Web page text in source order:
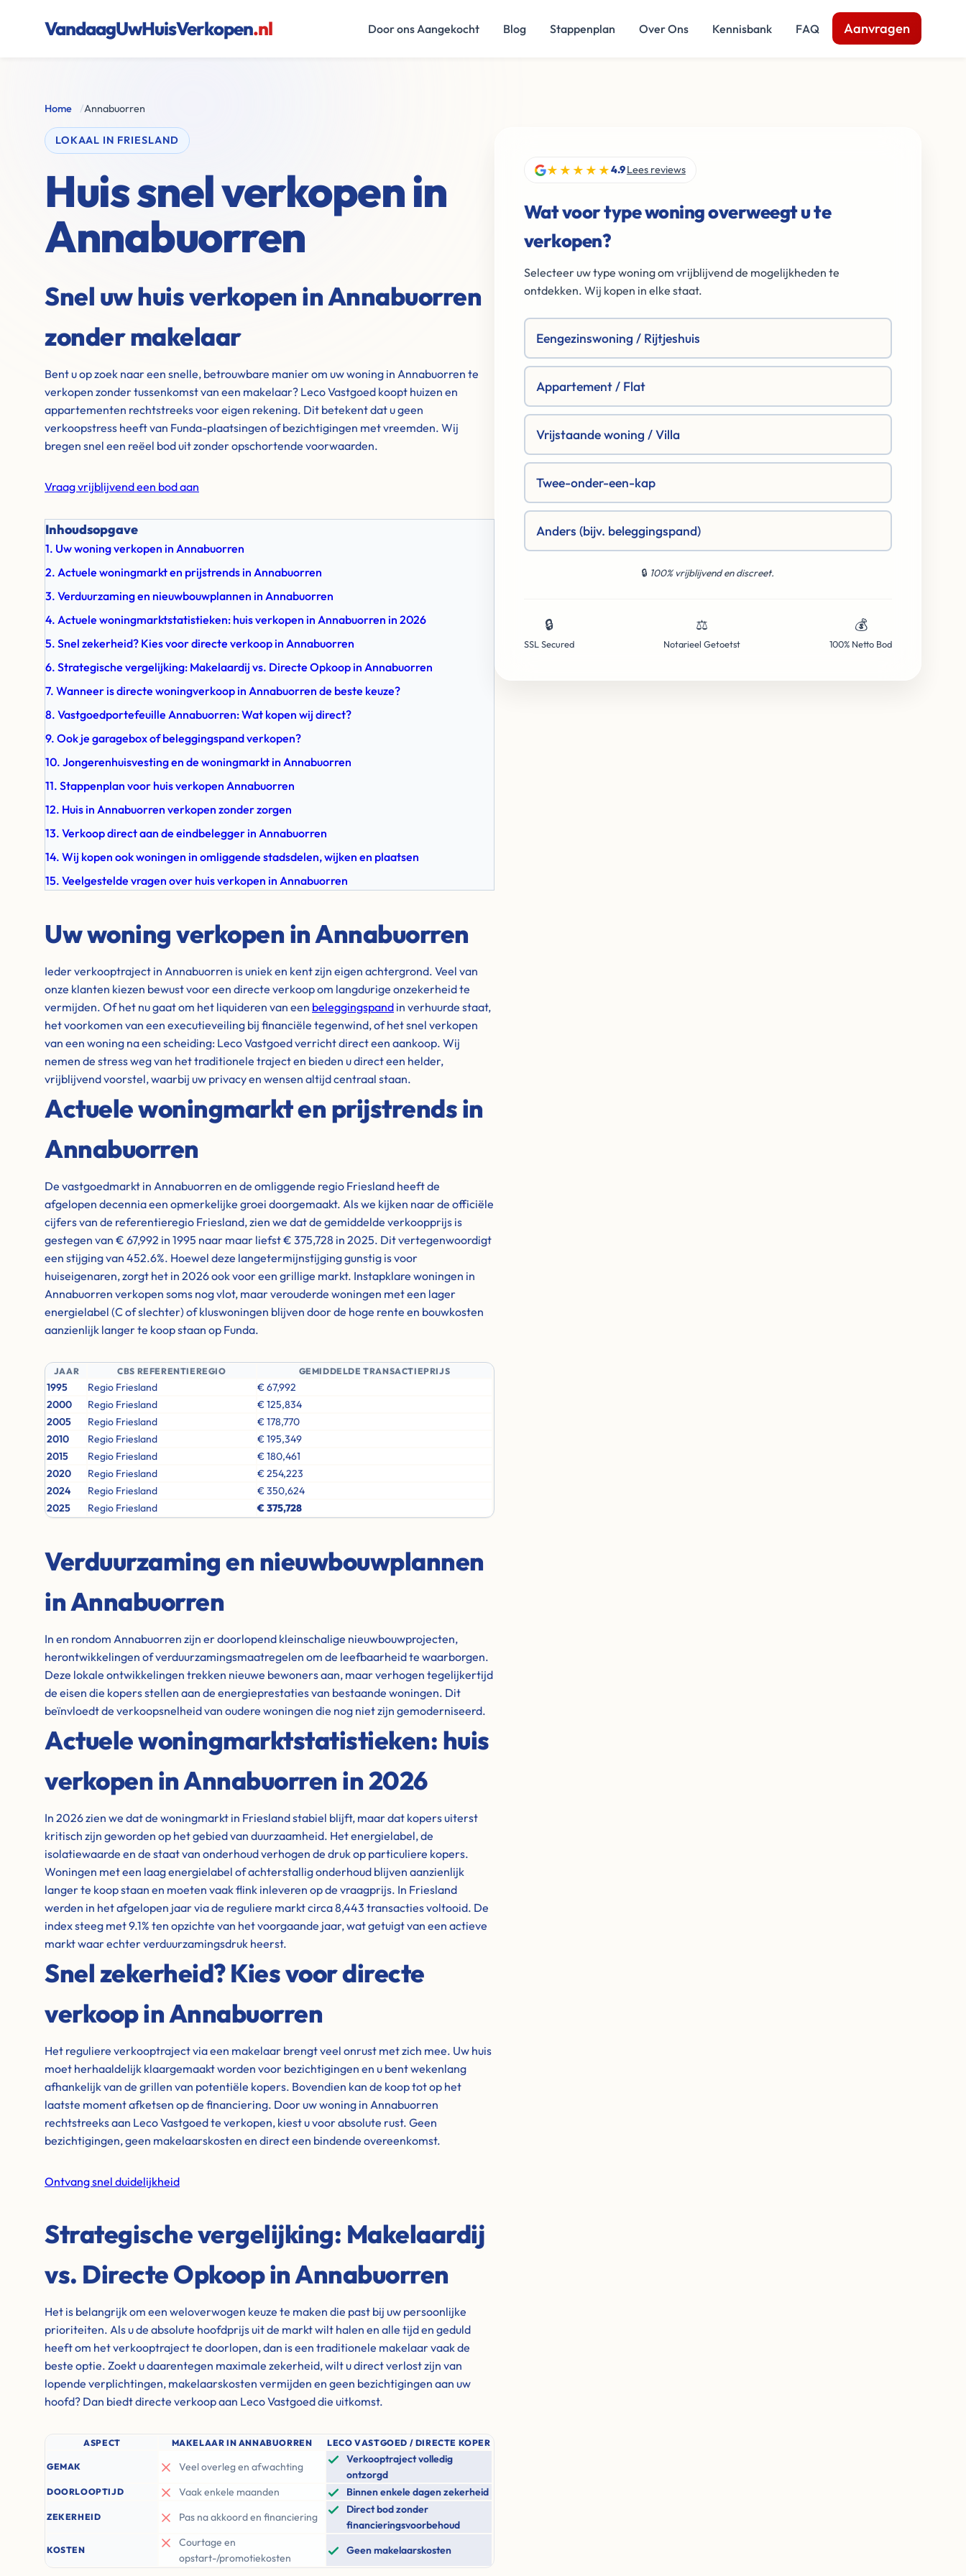
VandaagUwHuisVerkopen.nl Door ons Aangekocht Blog Stappenplan Over Ons Kennisbank FAQ Aanvragen
Home /Annabuorren
LOKAAL IN FRIESLAND
Huis snel verkopen in
Annabuorren
Snel uw huis verkopen in Annabuorren
zonder makelaar
Bent u op zoek naar een snelle, betrouwbare manier om uw woning in Annabuorren te
verkopen zonder tussenkomst van een makelaar? Leco Vastgoed koopt huizen en
appartementen rechtstreeks voor eigen rekening. Dit betekent dat u geen
verkoopstress heeft van Funda-plaatsingen of bezichtigingen met vreemden. Wij
bregen snel een reëel bod uit zonder opschortende voorwaarden.
Vraag vrijblijvend een bod aan
Inhoudsopgave
1. Uw woning verkopen in Annabuorren
2. Actuele woningmarkt en prijstrends in Annabuorren
3. Verduurzaming en nieuwbouwplannen in Annabuorren
4. Actuele woningmarktstatistieken: huis verkopen in Annabuorren in 2026
5. Snel zekerheid? Kies voor directe verkoop in Annabuorren
6. Strategische vergelijking: Makelaardij vs. Directe Opkoop in Annabuorren
7. Wanneer is directe woningverkoop in Annabuorren de beste keuze?
8. Vastgoedportefeuille Annabuorren: Wat kopen wij direct?
9. Ook je garagebox of beleggingspand verkopen?
10. Jongerenhuisvesting en de woningmarkt in Annabuorren
11. Stappenplan voor huis verkopen Annabuorren
12. Huis in Annabuorren verkopen zonder zorgen
13. Verkoop direct aan de eindbelegger in Annabuorren
14. Wij kopen ook woningen in omliggende stadsdelen, wijken en plaatsen
15. Veelgestelde vragen over huis verkopen in Annabuorren
Uw woning verkopen in Annabuorren
Ieder verkooptraject in Annabuorren is uniek en kent zijn eigen achtergrond. Veel van
onze klanten kiezen bewust voor een directe verkoop om langdurige onzekerheid te
vermijden. Of het nu gaat om het liquideren van een beleggingspand in verhuurde staat,
het voorkomen van een executieveiling bij financiële tegenwind, of het snel verkopen
van een woning na een scheiding: Leco Vastgoed verricht direct een aankoop. Wij
nemen de stress weg van het traditionele traject en bieden u direct een helder,
vrijblijvend voorstel, waarbij uw privacy en wensen altijd centraal staan.
Actuele woningmarkt en prijstrends in
Annabuorren
De vastgoedmarkt in Annabuorren en de omliggende regio Friesland heeft de
afgelopen decennia een opmerkelijke groei doorgemaakt. Als we kijken naar de officiële
cijfers van de referentieregio Friesland, zien we dat de gemiddelde verkoopprijs is
gestegen van € 67,992 in 1995 naar maar liefst € 375,728 in 2025. Dit vertegenwoordigt
een stijging van 452.6%. Hoewel deze langetermijnstijging gunstig is voor
huiseigenaren, zorgt het in 2026 ook voor een grillige markt. Instapklare woningen in
Annabuorren verkopen soms nog vlot, maar verouderde woningen met een lager
energielabel (C of slechter) of kluswoningen blijven door de hoge rente en bouwkosten
aanzienlijk langer te koop staan op Funda.
JAAR CBS REFERENTIEREGIO GEMIDDELDE TRANSACTIEPRIJS
1995 Regio Friesland
€ 67,992
2000
Regio Friesland
€ 125,834
2005
Regio Friesland
€ 178,770
2010
Regio Friesland
€ 195,349
2015
Regio Friesland
€ 180,461
2020
Regio Friesland
€ 254,223
2024
Regio Friesland
€ 350,624
2025
Regio Friesland € 375,728
Verduurzaming en nieuwbouwplannen
in Annabuorren
In en rondom Annabuorren zijn er doorlopend kleinschalige nieuwbouwprojecten,
herontwikkelingen of verduurzamingsmaatregelen om de leefbaarheid te waarborgen.
Deze lokale ontwikkelingen trekken nieuwe bewoners aan, maar verhogen tegelijkertijd
de eisen die kopers stellen aan de energieprestaties van bestaande woningen. Dit
beïnvloedt de verkoopsnelheid van oudere woningen die nog niet zijn gemoderniseerd.
Actuele woningmarktstatistieken: huis
verkopen in Annabuorren in 2026
In 2026 zien we dat de woningmarkt in Friesland stabiel blijft, maar dat kopers uiterst
kritisch zijn geworden op het gebied van duurzaamheid. Het energielabel, de
isolatiewaarde en de staat van onderhoud verhogen de druk op particuliere kopers.
Woningen met een laag energielabel of achterstallig onderhoud blijven aanzienlijk
langer te koop staan en moeten vaak flink inleveren op de vraagprijs. In Friesland
werden in het afgelopen jaar via de reguliere markt circa 8,443 transacties voltooid. De
index steeg met 9.1% ten opzichte van het voorgaande jaar, wat getuigt van een actieve
markt waar echter verduurzamingsdruk heerst.
Snel zekerheid? Kies voor directe
verkoop in Annabuorren
Het reguliere verkooptraject via een makelaar brengt veel onrust met zich mee. Uw huis
moet herhaaldelijk klaargemaakt worden voor bezichtigingen en u bent wekenlang
afhankelijk van de grillen van potentiële kopers. Bovendien kan de koop tot op het
laatste moment afketsen op de financiering. Door uw woning in Annabuorren
rechtstreeks aan Leco Vastgoed te verkopen, kiest u voor absolute rust. Geen
bezichtigingen, geen makelaarskosten en direct een bindende overeenkomst.
Ontvang snel duidelijkheid
Strategische vergelijking: Makelaardij
vs. Directe Opkoop in Annabuorren
Het is belangrijk om een weloverwogen keuze te maken die past bij uw persoonlijke
prioriteiten. Als u de absolute hoofdprijs uit de markt wilt halen en alle tijd en geduld
heeft om het verkooptraject te doorlopen, dan is een traditionele makelaar vaak de
beste optie. Zoekt u daarentegen maximale zekerheid, wilt u direct verlost zijn van
lopende verplichtingen, makelaarskosten vermijden en geen bezichtigingen aan uw
hoofd? Dan biedt directe verkoop aan Leco Vastgoed die uitkomst.
ASPECT MAKELAAR IN ANNABUORREN LECO VASTGOED / DIRECTE KOPER
GEMAK Veel overleg en afwachting
Verkooptraject volledig
ontzorgd
DOORLOOPTIJD Vaak enkele maanden Binnen enkele dagen zekerheid
ZEKERHEID Pas na akkoord en financiering
Direct bod zonder
financieringsvoorbehoud
KOSTEN
Courtage en
opstart-/promotiekosten
Geen makelaarskosten
★★★★★4.9Lees reviews
Wat voor type woning overweegt u te
verkopen?
Selecteer uw type woning om vrijblijvend de mogelijkheden te
ontdekken. Wij kopen in elke staat.
Eengezinswoning / Rijtjeshuis
Appartement / Flat
Vrijstaande woning / Villa
Twee-onder-een-kap
Anders (bijv. beleggingspand)
🔒 100% vrijblijvend en discreet.
🔒
SSL Secured
⚖️
Notarieel Getoetst
💰
100% Netto Bod